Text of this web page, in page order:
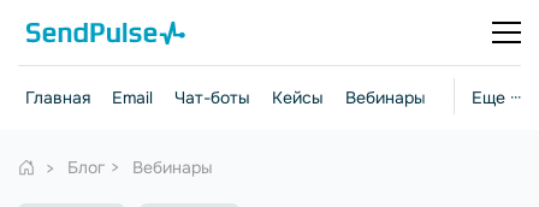
Еще ···
Главная Email Чат-боты Кейсы Вебинары Стратегии
Блог Вебинары